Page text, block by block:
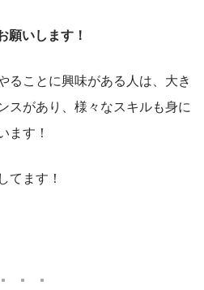
願いします！
ることに興味がある人は、大き
スがあり、様々なスキルも身に
ます！
てます！